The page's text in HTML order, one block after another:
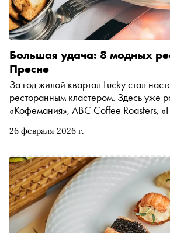
26 февраля 2026 г.
Большая удача: 8 модных
Пресне
За год жилой квартал Lucky стал
ресторанным кластером. Здесь уже
«Кофемания», ABC Coffee Roasters,
появятся «Рыба моя в Японии» и Joli
которые можно посетить прямо